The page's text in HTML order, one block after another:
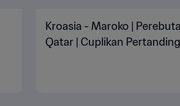
Kroasia - Maroko |
Qatar | Cuplikan